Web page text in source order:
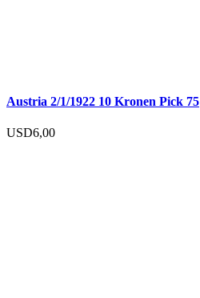
Austria 2/1/1922 10 Kronen Pick 75
USD6,00